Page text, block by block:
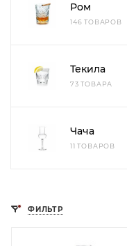
Ром
146 ТОВАРОВ
Текила
73 ТОВАРА
Чача
11 ТОВАРОВ
ФИЛЬТР